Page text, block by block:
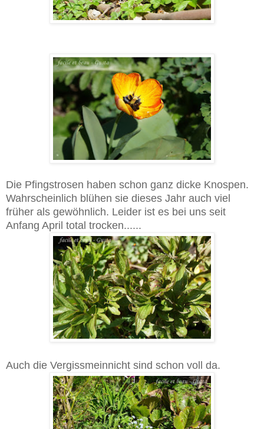
Die Pfingstrosen haben schon ganz dicke Knospen.
Wahrscheinlich blühen sie dieses Jahr auch viel
früher als gewöhnlich. Leider ist es bei uns seit
Anfang April total trocken......
Auch die Vergissmeinnicht sind schon voll da.